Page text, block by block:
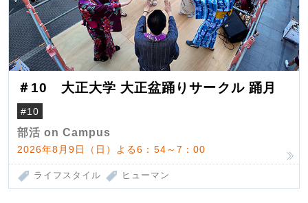
＃10 大正大学 大正盆踊りサークル 踊月
#10
部活 on Campus
2026年8月9日（日）よる6：54～7：00
ライフスタイル ヒューマン